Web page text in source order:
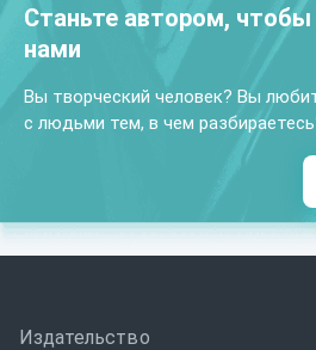
Станьте автором, чтобы
нами
Вы творческий человек? Вы
с людьми тем, в чем
Издательство